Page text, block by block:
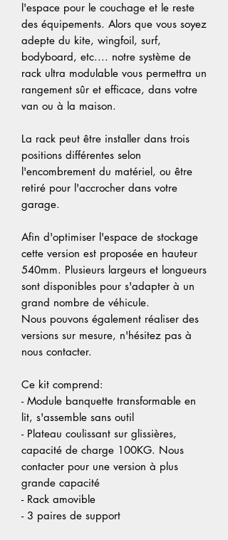
l'espace pour le couchage et le reste
des équipements. Alors que vous soyez
adepte du kite, wingfoil, surf,
bodyboard, etc.... notre système de
rack ultra modulable vous permettra un
rangement sûr et efficace, dans votre
van ou à la maison.
La rack peut être installer dans trois
positions différentes selon
l'encombrement du matériel, ou être
retiré pour l'accrocher dans votre
garage.
Afin d'optimiser l'espace de stockage
cette version est proposée en hauteur
540mm. Plusieurs largeurs et longueurs
sont disponibles pour s'adapter à un
grand nombre de véhicule.
Nous pouvons également réaliser des
versions sur mesure, n'hésitez pas à
nous contacter.
Ce kit comprend:
- Module banquette transformable en
lit, s'assemble sans outil
- Plateau coulissant sur glissières,
capacité de charge 100KG. Nous
contacter pour une version à plus
grande capacité
- Rack amovible
- 3 paires de support